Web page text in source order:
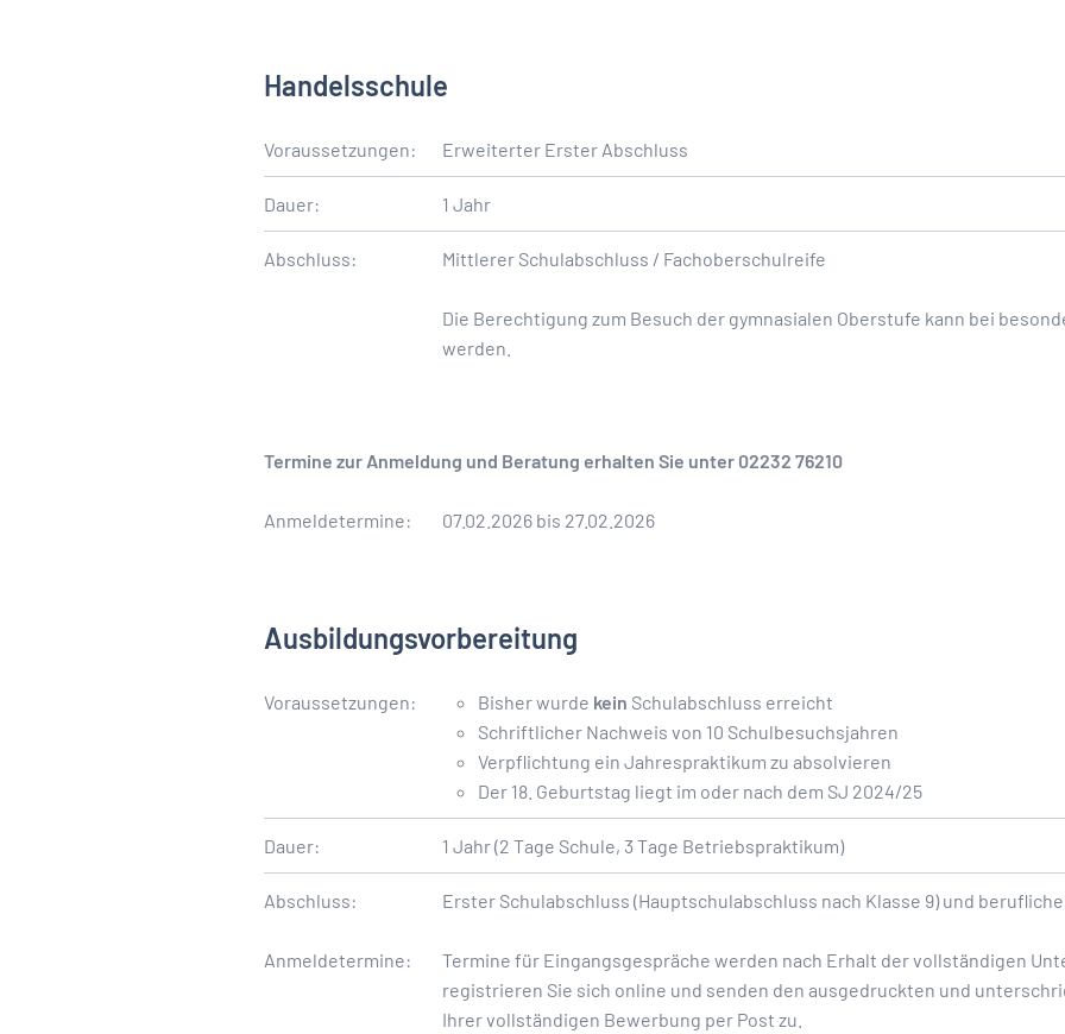
Handelsschule
Voraussetzungen: Erweiterter Erster Abschluss
Dauer: 1 Jahr
Abschluss: Mittlerer Schulabschluss / Fachoberschulreife
Die Berechtigung zum Besuch der gymnasialen Oberstufe kann bei
werden.
Termine zur Anmeldung und Beratung erhalten Sie unter 02232 76210
Anmeldetermine: 07.02.2026 bis 27.02.2026
Ausbildungsvorbereitung
Voraussetzungen: Bisher wurde kein Schulabschluss erreicht
Schriftlicher Nachweis von 10 Schulbesuchsjahren
Verpflichtung ein Jahrespraktikum zu absolvieren
Der 18. Geburtstag liegt im oder nach dem SJ 2024/25
Dauer: 1 Jahr (2 Tage Schule, 3 Tage Betriebspraktikum)
Abschluss: Erster Schulabschluss (Hauptschulabschluss nach Klasse 9) und
Anmeldetermine:
Termine für Eingangsgespräche werden nach Erhalt der vollständigen
registrieren Sie sich online und senden den ausgedruckten und
Ihrer vollständigen Bewerbung per Post zu.